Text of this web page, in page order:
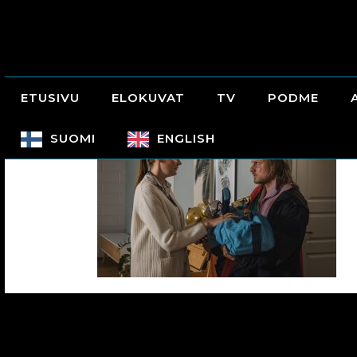
ETUSIVU ELOKUVAT TV PODME
SUOMI ENGLISH